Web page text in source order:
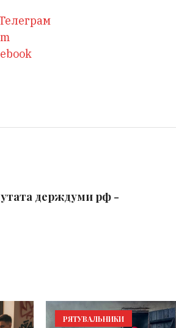
держдуми рф -
РЯТУВАЛЬНИКИ